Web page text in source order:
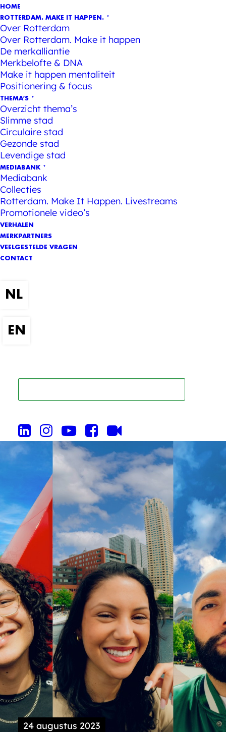
HOME
ROTTERDAM. MAKE IT HAPPEN.
Over Rotterdam
Over Rotterdam. Make it happen
De merkalliantie
Merkbelofte & DNA
Make it happen mentaliteit
Positionering & focus
THEMA’S
Overzicht thema’s
Slimme stad
Circulaire stad
Gezonde stad
Levendige stad
MEDIABANK
Mediabank
Collecties
Rotterdam. Make It Happen. Livestreams
Promotionele video’s
VERHALEN
MERKPARTNERS
VEELGESTELDE VRAGEN
CONTACT
24 augustus 2023